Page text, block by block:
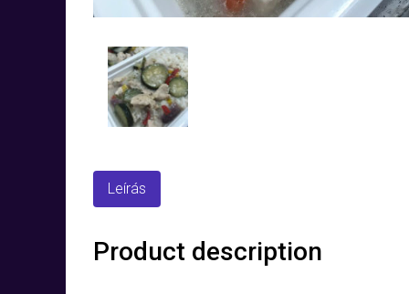
Leírás
Product description